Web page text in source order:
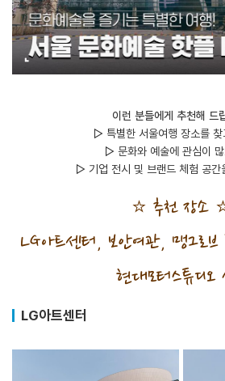
이런 분들에게 추천해 드
▷ 특별한 서울여행 장소를 찾
▷ 문화와 예술에 관심이
▷ 기업 전시 및 브랜드 체험 공간
⭐ 추천 장소
LG아트센터, 보안여관, 맹그로브
현대모터스튜디오
LG아트센터